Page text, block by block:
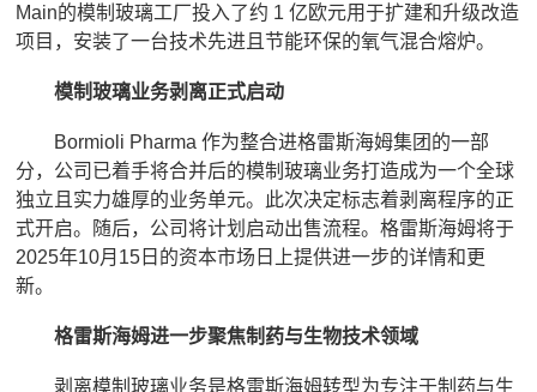
Main的模制玻璃工厂投入了约 1 亿欧元用于扩建和升级改造
项目，安装了一台技术先进且节能环保的氧气混合熔炉。
模制玻璃业务剥离正式启动
Bormioli Pharma 作为整合进格雷斯海姆集团的一部
分，公司已着手将合并后的模制玻璃业务打造成为一个全球
独立且实力雄厚的业务单元。此次决定标志着剥离程序的正
式开启。随后，公司将计划启动出售流程。格雷斯海姆将于
2025年10月15日的资本市场日上提供进一步的详情和更
新。
格雷斯海姆进一步聚焦制药与生物技术领域
剥离模制玻璃业务是格雷斯海姆转型为专注于制药与生